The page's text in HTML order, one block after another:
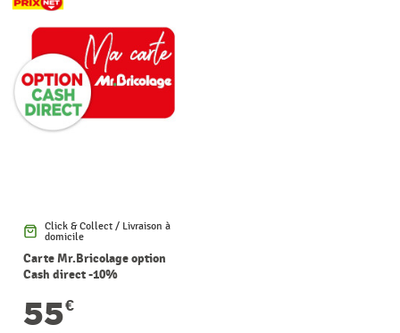
Click & Collect / Livraison à
domicile
Carte Mr.Bricolage option
Cash direct -10%
55€